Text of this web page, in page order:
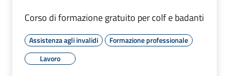
Corso di formazione gratuito per colf e badanti
Assistenza agli invalidi
Formazione professionale
Lavoro